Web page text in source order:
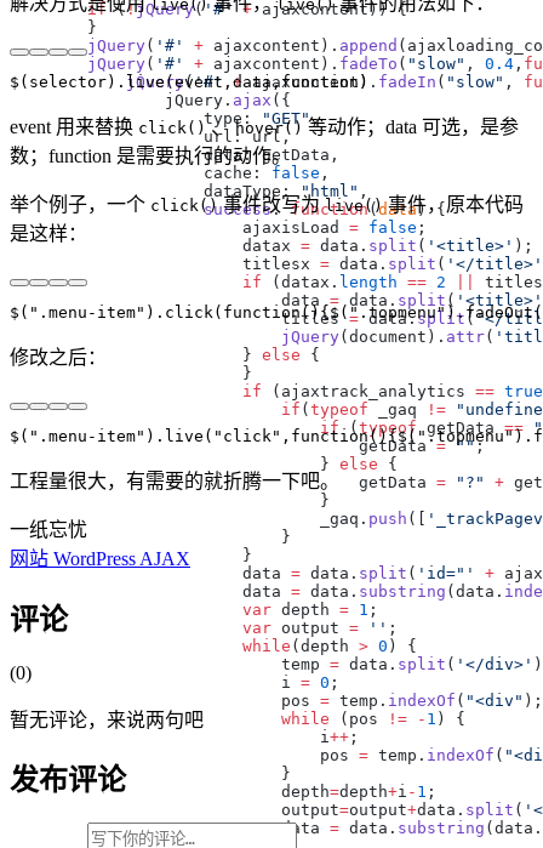
        if
(!jQuery('#' +
        jQuery
( '#' + ajaxcontent). append
        jQuery
( '#' + ajaxcontent). fadeTo ( "slow" , 0.4 ,
            jQuery
('#' + ajaxcontent). fadeIn ( "slow" ,
                jQuery.
ajax
                    type:
"GET"
                    cache:
false
                    dataType:
"html"
                    success
: function(data
                        ajaxisLoad
= false
                        datax
= data. split ( '<title>'
                        titlesx
= data. split ( '</title>'
                        if
(datax. length == 2
                            data
= data. split ( '<title>'
                            titles
= data.split ( '</
                            jQuery
(document). attr(
                        }
else
                        if
(ajaxtrack_analytics == true
                            if
( typeof _gaq !=
                                if
( typeof getData ==
                                    getData
= ""
                                }
else
                                    getData
= "?"
+
                                _gaq.
push ([
                        data
= data. split ( 'id="' +
                        data
= data. substring (data.
                        var
depth = 1
                        var
output = ''
                        while
(depth > 0
                            temp
= data. split ( '</div>'
                            i
= 0
                            pos
= temp. indexOf ( "<div"
                            while
(pos != - 1
                                i
++
                                pos
= temp. indexOf (
                            depth
=depth+i - 1
                            output
=output+data. split (
                            data
= data. substring (data.
live() live()
event 用来替换 click() 、hover() 等动作；data 可选，是参
数；function 是需要执行的动作。
举个例子，一个 click()事件改写为live()事件，原本代码
是这样：
修改之后：
工程量很大，有需要的就折腾一下吧。
一纸忘忧
网站 WordPress AJAX
评论
(0)
暂无评论，来说两句吧
发布评论